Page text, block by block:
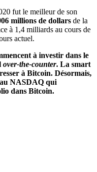
fut le meilleur de son
millions de dollars de la
à 1,4 milliards au cours de
actuel.
à investir dans le
over-the-counter. La smart
à Bitcoin. Désormais,
au NASDAQ qui
dans Bitcoin.